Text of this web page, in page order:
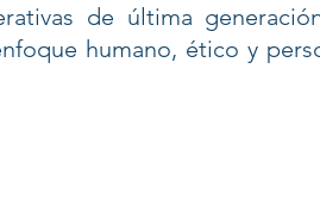
de última
humano, ético y